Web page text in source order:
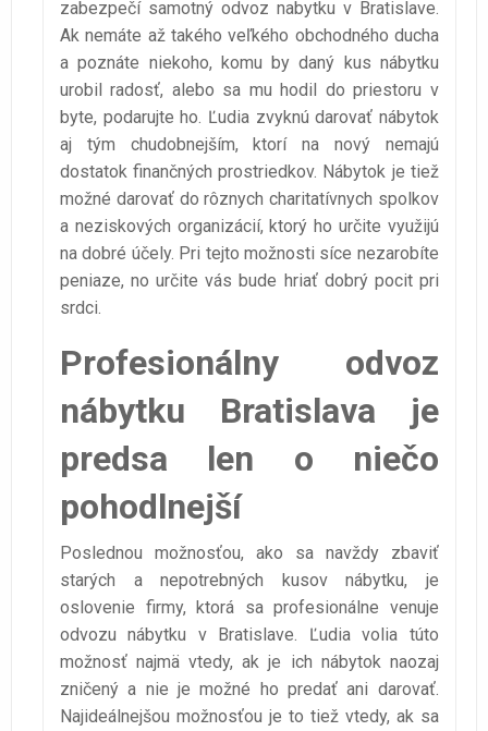
zabezpečí samotný odvoz nabytku v Bratislave.
Ak nemáte až takého veľkého obchodného ducha
a poznáte niekoho, komu by daný kus nábytku
urobil radosť, alebo sa mu hodil do priestoru v
byte, podarujte ho. Ľudia zvyknú darovať nábytok
aj tým chudobnejším, ktorí na nový nemajú
dostatok finančných prostriedkov. Nábytok je tiež
možné darovať do rôznych charitatívnych spolkov
a neziskových organizácií, ktorý ho určite využijú
na dobré účely. Pri tejto možnosti síce nezarobíte
peniaze, no určite vás bude hriať dobrý pocit pri
srdci.
Profesionálny odvoz
nábytku Bratislava je
predsa len o niečo
pohodlnejší
Poslednou možnosťou, ako sa navždy zbaviť
starých a nepotrebných kusov nábytku, je
oslovenie firmy, ktorá sa profesionálne venuje
odvozu nábytku v Bratislave. Ľudia volia túto
možnosť najmä vtedy, ak je ich nábytok naozaj
zničený a nie je možné ho predať ani darovať.
Najideálnejšou možnosťou je to tiež vtedy, ak sa